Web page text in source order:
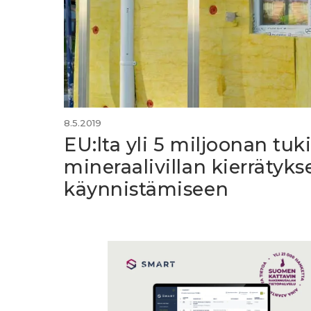
8.5.2019
EU:lta yli 5 miljoonan tuki
mineraalivillan
käynnistämiseen